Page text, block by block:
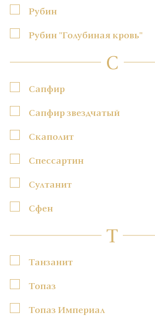
Рубин
Рубин "Голубиная кровь"
С
Сапфир
Сапфир звездчатый
Скаполит
Спессартин
Султанит
Сфен
Т
Танзанит
Топаз
Топаз Империал